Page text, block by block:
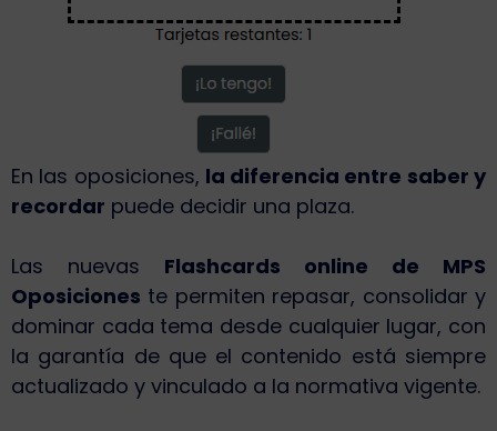
En las oposiciones, la diferencia entre saber y
recordar puede decidir una plaza.
Las nuevas Flashcards online de MPS
Oposiciones te permiten repasar, consolidar y
dominar cada tema desde cualquier lugar, con
la garantía de que el contenido está siempre
actualizado y vinculado a la normativa vigente.